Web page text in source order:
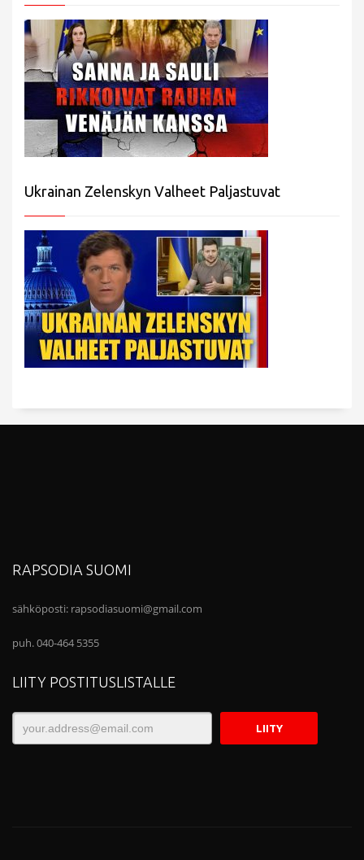
Ukrainan Zelenskyn Valheet Paljastuvat
RAPSODIA SUOMI
sähköposti: rapsodiasuomi@gmail.com
puh. 040-464 5355
LIITY POSTITUSLISTALLE